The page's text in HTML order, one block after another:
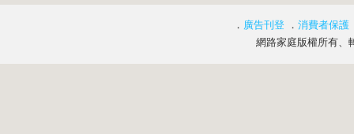
． 廣告刊登 ． 消費者保護
網路家庭版權所有、